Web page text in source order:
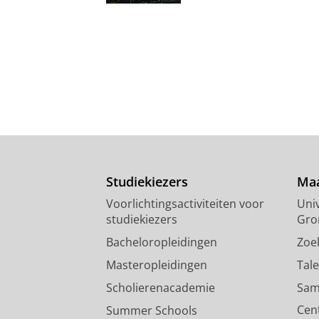
Studiekiezers
Voorlichtingsactiviteiten voor
studiekiezers
Bacheloropleidingen
Masteropleidingen
Scholierenacademie
Summer Schools